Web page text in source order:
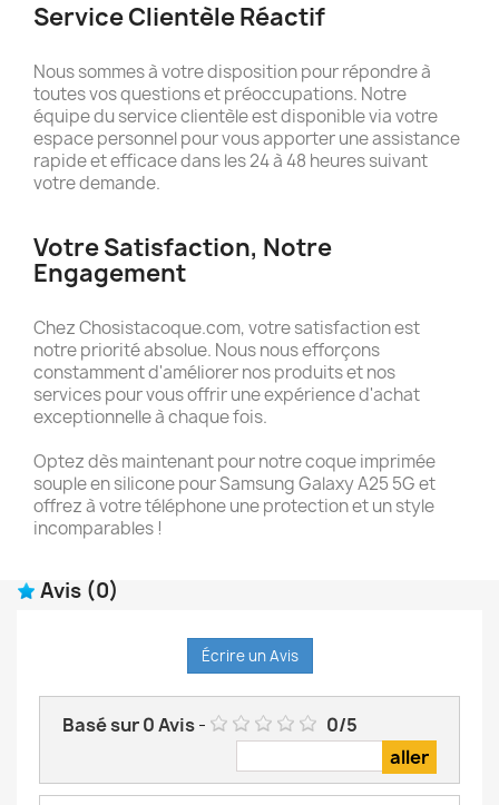
Service Clientèle Réactif
Nous sommes à votre disposition pour répondre à
toutes vos questions et préoccupations. Notre
équipe du service clientèle est disponible via votre
espace personnel pour vous apporter une assistance
rapide et efficace dans les 24 à 48 heures suivant
votre demande.
Votre Satisfaction, Notre
Engagement
Chez Chosistacoque.com, votre satisfaction est
notre priorité absolue. Nous nous efforçons
constamment d'améliorer nos produits et nos
services pour vous offrir une expérience d'achat
exceptionnelle à chaque fois.
Optez dès maintenant pour notre coque imprimée
souple en silicone pour Samsung Galaxy A25 5G et
offrez à votre téléphone une protection et un style
incomparables !
Avis (0)
Écrire un Avis
Basé sur0Avis- 0/5